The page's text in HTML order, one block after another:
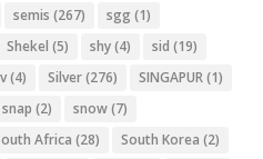
semis (267) sgg (1)
Shekel (5) shy(4) sid (19)
(4) Silver(276) SINGAPUR(1)
snap (2) snow(7)
Africa (28) South Korea (2)